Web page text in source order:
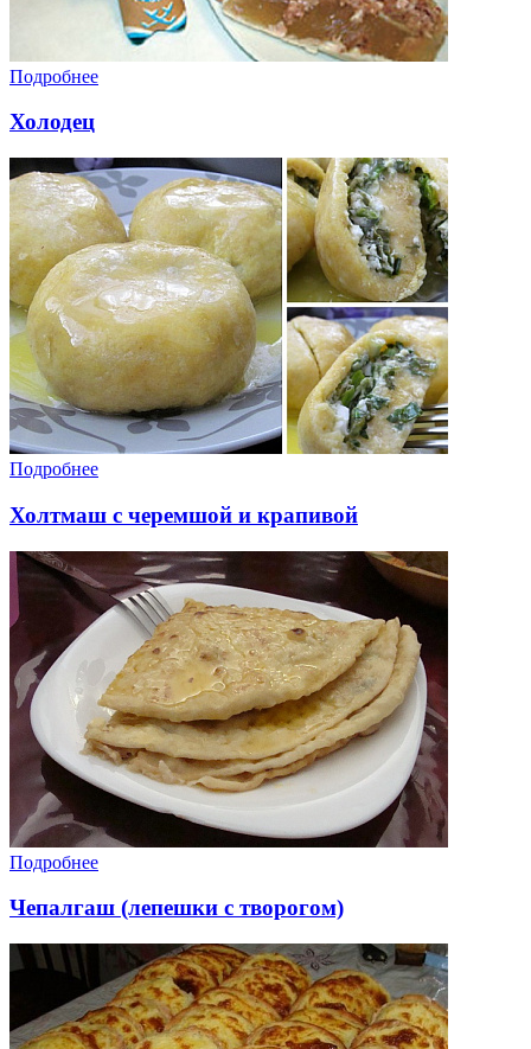
Подробнее
Холодец
Подробнее
Холтмаш с черемшой и крапивой
Подробнее
Чепалгаш (лепешки с творогом)